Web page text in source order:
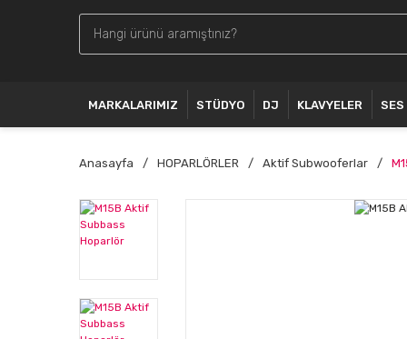
MARKALARIMIZ STÜDYO DJ KLAVYELER SES
Anasayfa HOPARLÖRLER Aktif Subwooferlar